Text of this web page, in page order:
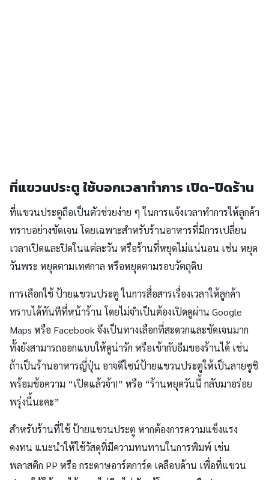
ที่แขวนประตู ใช้บอกเวลาทำการ เปิด-ปิดร้าน
ที่แขวนประตูถือเป็นตัวช่วยง่าย ๆ ในการแจ้งเวลาทำการให้ลูกค้า
ทราบอย่างชัดเจน โดยเฉพาะสำหรับร้านอาหารที่มีการเปลี่ยน
เวลาเปิดและปิดในแต่ละวัน หรือร้านที่หยุดไม่แน่นอน เช่น หยุด
วันพระ หยุดตามเทศกาล หรือหยุดตามรอบวัตถุดิบ
การเลือกใช้ ป้ายแขวนประตู ในการสื่อสารเรื่องเวลาให้ลูกค้า
ทราบได้ทันทีที่หน้าร้าน โดยไม่จำเป็นต้องเปิดดูผ่าน Google
Maps หรือ Facebook จึงเป็นทางเลือกที่สะดวกและชัดเจนมาก
ทั้งยังสามารถออกแบบให้ดูน่ารัก หรือเข้ากับธีมของร้านได้ เช่น
ถ้าเป็นร้านอาหารญี่ปุ่น อาจดีไซน์ป้ายแขวนประตูให้เป็นลายซูชิ
พร้อมข้อความ “เปิดแล้วจ้า!” หรือ “ร้านหยุดวันนี้ กลับมาอร่อย
พรุ่งนี้นะคะ”
สำหรับร้านที่ใช้ ป้ายแขวนประตู หากต้องการความแข็งแรง
คงทน แนะนำให้ใช้วัสดุที่มีความทนทานในการพิมพ์ เช่น
พลาสติก PP หรือ กระดาษอาร์ตการ์ด เคลือบด้าน เพื่อที่แขวน